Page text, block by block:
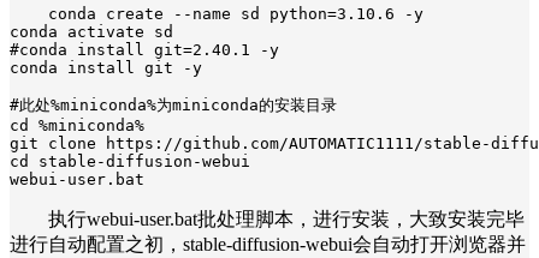
conda create --name sd python=3.10.6 -y
conda activate sd
#conda install git=2.40.1 -y
conda install git -y
#此处%miniconda%为miniconda的安装目录
cd %miniconda%
git clone https://github.com/AUTOMATIC1111/stable-
cd stable-diffusion-webui
webui-user.bat
执行webui-user.bat批处理脚本，进行安装，大致安装完毕
进行自动配置之初，stable-diffusion-webui会自动打开浏览器并